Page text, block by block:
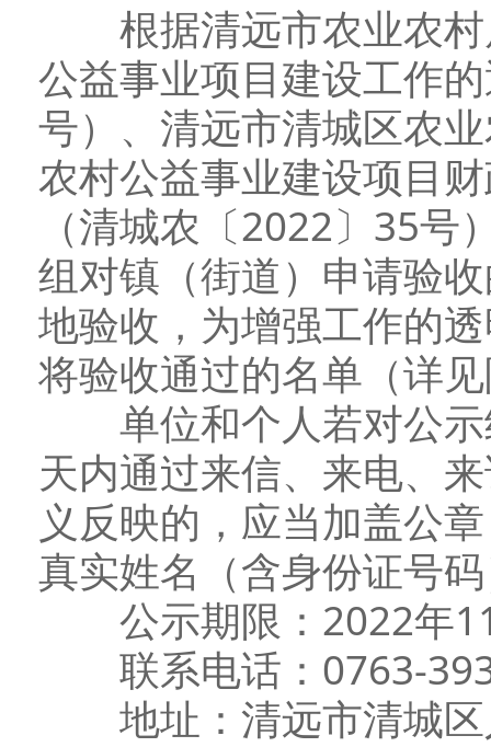
根据清远市农业农村
公益事业项目建设工作
号）、清远市清城区农
农村公益事业建设项目
（清城农〔2022〕35
组对镇（街道）申请验
地验收，为增强工作的
将验收通过的名单（详
单位和个人若对公示
天内通过来信、来电、
义反映的，应当加盖公
真实姓名（含身份证号
公示期限：2022年
联系电话：0763-
地址：清远市清城区